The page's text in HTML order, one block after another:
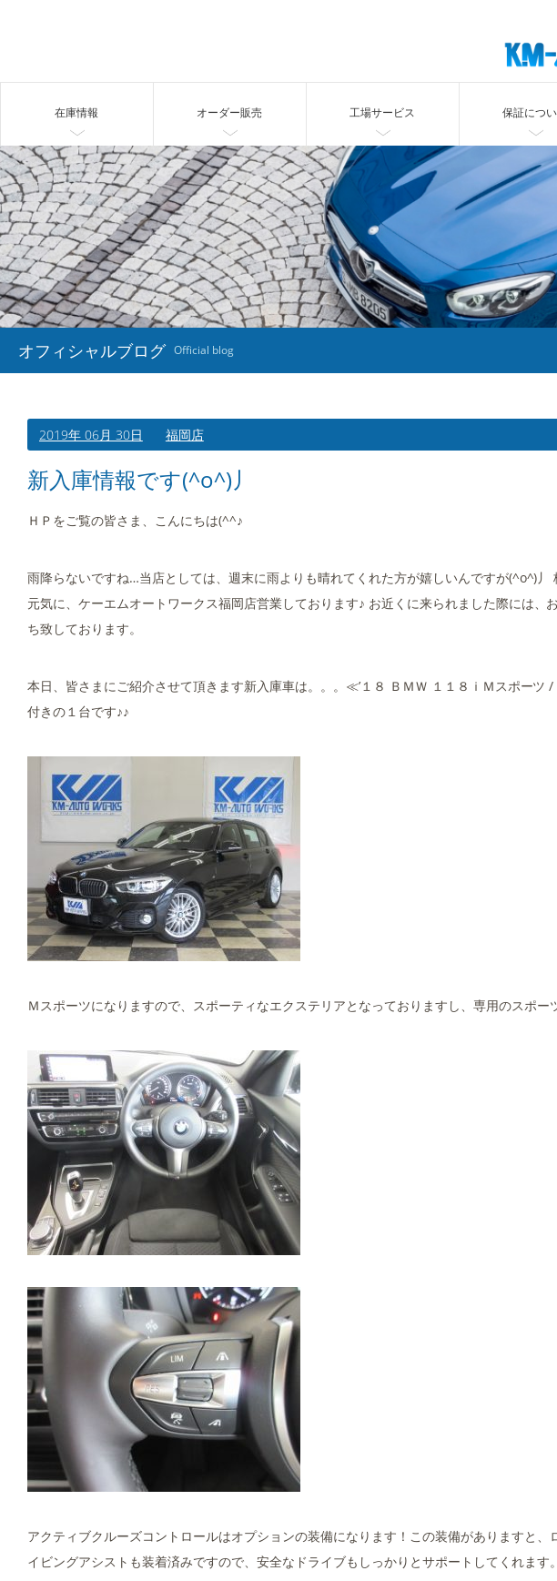
在庫情報 オーダー販売 工場サービス 保証につ
オフィシャルブログ Official blog
2019年 06月 30日 福岡店
新入庫情報です(^o^)丿
ＨＰをご覧の皆さま、こんにちは(^^♪
雨降らないですね…当店としては、週末に雨よりも晴れてくれた方が嬉しいんですが(^o^)丿
元気に、ケーエムオートワークス福岡店営業しております♪ お近くに来られました際には
ち致しております。
本日、皆さまにご紹介させて頂きます新入庫車は。。。≪’１８ ＢＭＷ １１８ｉＭスポー
付きの１台です♪♪
Ｍスポーツになりますので、スポーティなエクステリアとなっておりますし、専用のスポ
アクティブクルーズコントロールはオプションの装備になります！この装備がありますと
イビングアシストも装着済みですので、安全なドライブもしっかりとサポートしてくれます。